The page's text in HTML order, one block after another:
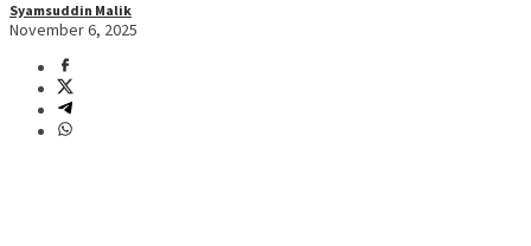
Syamsuddin Malik
November 6, 2025